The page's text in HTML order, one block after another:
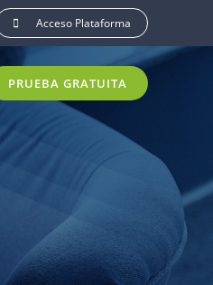
Acceso Plataforma
PRUEBA GRATUITA